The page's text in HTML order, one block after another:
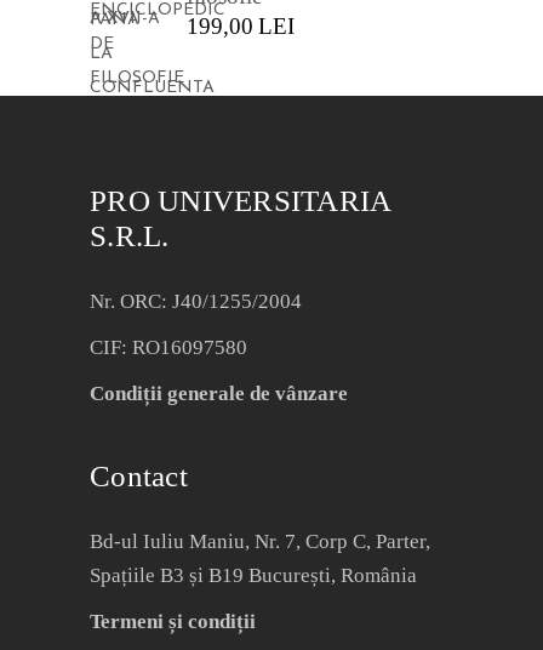
199,00 LEI
PRO UNIVERSITARIA
S.R.L.
Nr. ORC: J40/1255/2004
CIF: RO16097580
Condiții generale de vânzare
Contact
Bd-ul Iuliu Maniu, Nr. 7, Corp C, Parter,
Spațiile B3 și B19 București, România
Termeni și condiții